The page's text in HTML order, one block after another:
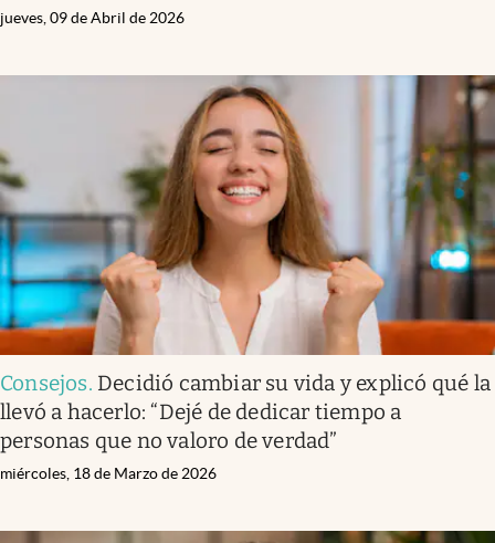
jueves, 09 de Abril de 2026
Consejos. Decidió cambiar su vida y explicó qué la
llevó a hacerlo: “Dejé de dedicar tiempo a
personas que no valoro de verdad”
miércoles, 18 de Marzo de 2026